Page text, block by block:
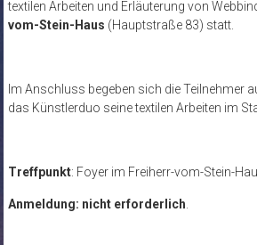
textilen Arbeiten und Erläuterung von
vom-Stein-Haus (Hauptstraße 83) statt.
Im Anschluss begeben sich die Teilnehmer
das Künstlerduo seine textilen Arbeiten im
Treffpunkt: Foyer im Freiherr-vom-Stein-
Anmeldung: nicht erforderlich